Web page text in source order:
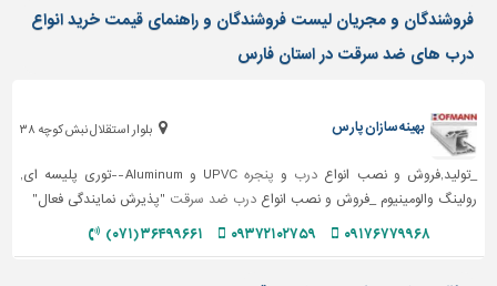
سازی
و
و
تاسیسات
ساختمان
فروشندگان و مجریان لیست فروشندگان و راهنمای قیمت خرید انواع
درب های ضد سرقت در استان فارس
بلوار استقلال نبش کوچه ۳۸ بهینه سازان پارس
_تولید,فروش و نصب انواع درب و پنجره
UPVC و Aluminum--توری پلیسه ای,
رولینگ والومینیوم _فروش و نصب انواعدرب ضد سرقت "پذیرش نمایندگی فعال"
۰۹۱۷۶۷۷۹۹۶۸ ۰۹۳۷۲۱۰۲۷۵۹ ۳۶۴۹۹۶۶۱ (۰۷۱)